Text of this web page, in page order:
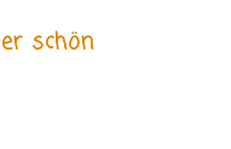
schön